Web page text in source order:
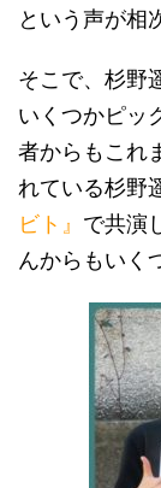
という声が相
そこで、杉野
いくつかピッ
者からもこれ
れている杉野
ビト』 で共演
んからもいく